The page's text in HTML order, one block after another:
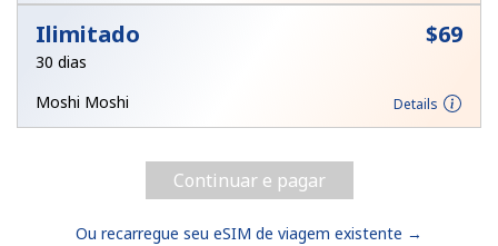
Ilimitado ⁦$69⁩
30 dias
Moshi Moshi
Details
Continuar e pagar
Ou recarregue seu eSIM de viagem existente →